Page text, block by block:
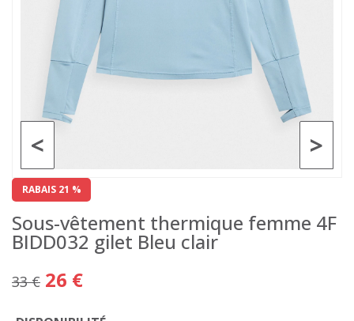
>
<
RABAIS 21 %
Sous-vêtement thermique femme 4F
BIDD032 gilet Bleu clair
33 € 26 €